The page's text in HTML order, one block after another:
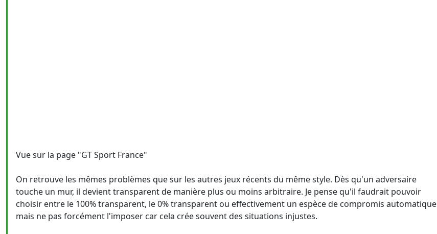
Vue sur la page "GT Sport France"
On retrouve les mêmes problèmes que sur les autres jeux récents du même style. Dès qu'un adversaire
touche un mur, il devient transparent de manière plus ou moins arbitraire. Je pense qu'il faudrait pouvoir
choisir entre le 100% transparent, le 0% transparent ou effectivement un espèce de compromis automatique
mais ne pas forcément l'imposer car cela crée souvent des situations injustes.